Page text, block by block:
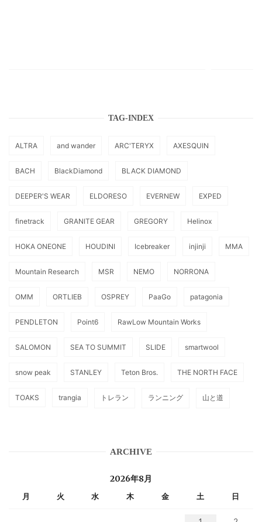
TAG-INDEX
ALTRA and wander ARC'TERYX AXESQUIN
BACH BlackDiamond BLACK DIAMOND
DEEPER'S WEAR ELDORESO EVERNEW EXPED
finetrack GRANITE GEAR GREGORY Helinox
HOKA ONEONE HOUDINI Icebreaker injinji MMA
Mountain Research MSR NEMO NORRONA
OMM ORTLIEB OSPREY PaaGo patagonia
PENDLETON Point6 RawLow Mountain Works
SALOMON SEA TO SUMMIT SLIDE smartwool
snow peak STANLEY Teton Bros. THE NORTH FACE
TOAKS trangia トレラン ランニング 山と道
ARCHIVE
2026年8月
月 火 水 木 金 土 日